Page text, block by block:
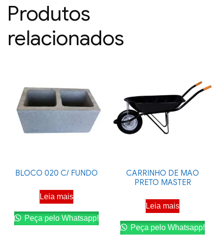
Produtos
relacionados
BLOCO 020 C/ FUNDO
Leia mais
Peça pelo Whatsapp!
CARRINHO DE MAO
PRETO MASTER
Leia mais
Peça pelo Whatsapp!